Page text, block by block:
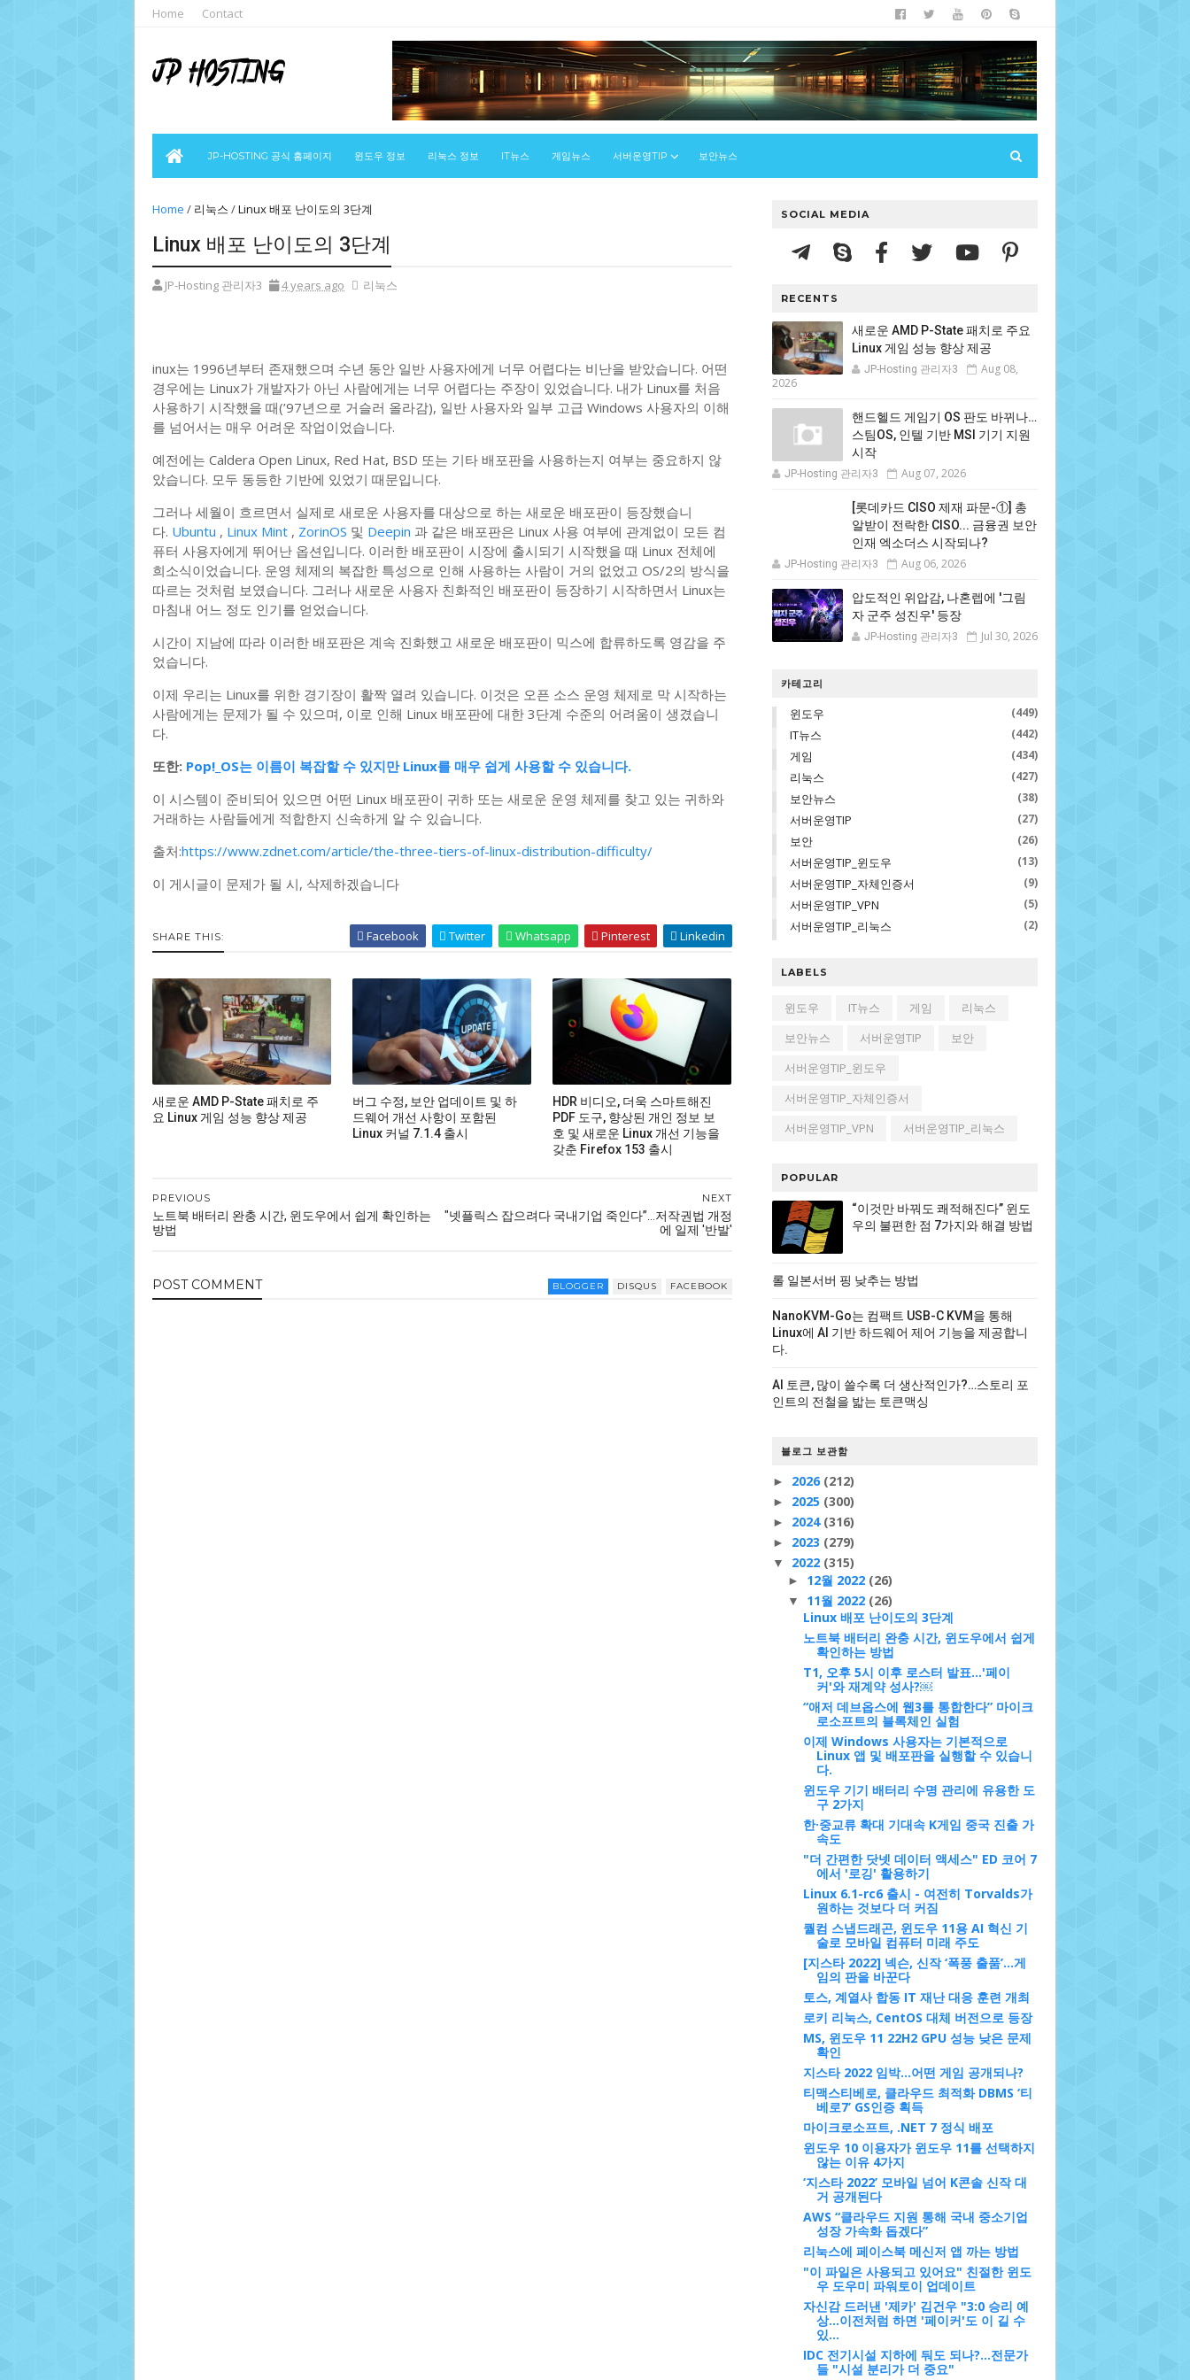
Home Contact
JP-HOSTING 공식 홈페이지 윈도우 정보 리눅스 정보 IT뉴스 게임뉴스 서버운영TIP 보안뉴스
Home / 리눅스 /Linux 배포 난이도의 3단계
Linux 배포 난이도의 3단계
JP-Hosting 관리자3 4 years ago 리눅스
inux는 1996년부터 존재했으며 수년 동안 일반 사용자에게 너무 어렵다는 비난을 받았습니다. 어떤
경우에는 Linux가 개발자가 아닌 사람에게는 너무 어렵다는 주장이 있었습니다. 내가 Linux를 처음
사용하기 시작했을 때(’97년으로 거슬러 올라감), 일반 사용자와 일부 고급 Windows 사용자의 이해
를 넘어서는 매우 어려운 작업이었습니다.
예전에는 Caldera Open Linux, Red Hat, BSD 또는 기타 배포판을 사용하는지 여부는 중요하지 않
았습니다. 모두 동등한 기반에 있었기 때문입니다.
그러나 세월이 흐르면서 실제로 새로운 사용자를 대상으로 하는 새로운 배포판이 등장했습니
다. Ubuntu , Linux Mint , ZorinOS 및 Deepin 과 같은 배포판은 Linux 사용 여부에 관계없이 모든 컴
퓨터 사용자에게 뛰어난 옵션입니다. 이러한 배포판이 시장에 출시되기 시작했을 때 Linux 전체에
희소식이었습니다. 운영 체제의 복잡한 특성으로 인해 사용하는 사람이 거의 없었고 OS/2의 방식을
따르는 것처럼 보였습니다. 그러나 새로운 사용자 친화적인 배포판이 등장하기 시작하면서 Linux는
마침내 어느 정도 인기를 얻었습니다.
시간이 지남에 따라 이러한 배포판은 계속 진화했고 새로운 배포판이 믹스에 합류하도록 영감을 주
었습니다.
이제 우리는 Linux를 위한 경기장이 활짝 열려 있습니다. 이것은 오픈 소스 운영 체제로 막 시작하는
사람에게는 문제가 될 수 있으며, 이로 인해 Linux 배포판에 대한 3단계 수준의 어려움이 생겼습니
다.
또한: Pop!_OS는 이름이 복잡할 수 있지만 Linux를 매우 쉽게 사용할 수 있습니다.
이 시스템이 준비되어 있으면 어떤 Linux 배포판이 귀하 또는 새로운 운영 체제를 찾고 있는 귀하와
거래하는 사람들에게 적합한지 신속하게 알 수 있습니다.
출처:https://www.zdnet.com/article/the-three-tiers-of-linux-distribution-difficulty/
이 게시글이 문제가 될 시, 삭제하겠습니다
SHARE THIS: Facebook Twitter Whatsapp Pinterest Linkedin
새로운 AMD P-State 패치로 주
요 Linux 게임 성능 향상 제공
버그 수정, 보안 업데이트 및 하
드웨어 개선 사항이 포함된
Linux 커널 7.1.4 출시
HDR 비디오, 더욱 스마트해진
PDF 도구, 향상된 개인 정보 보
호 및 새로운 Linux 개선 기능을
갖춘 Firefox 153 출시
NEXT
"넷플릭스 잡으려다 국내기업 죽인다”…저작권법 개정
에 일제 '반발'
PREVIOUS
노트북 배터리 완충 시간, 윈도우에서 쉽게 확인하는
방법
POST COMMENT BLOGGER DISQUS FACEBOOK
SOCIAL MEDIA
RECENTS
새로운 AMD P-State 패치로 주요
Linux 게임 성능 향상 제공
JP-Hosting 관리자3
Aug 08,
2026
핸드헬드 게임기 OS 판도 바뀌나…
스팀OS, 인텔 기반 MSI 기기 지원
시작
JP-Hosting 관리자3 Aug 07, 2026
[롯데카드 CISO 제재 파문-①] 총
알받이 전락한 CISO... 금융권 보안
인재 엑소더스 시작되나?
JP-Hosting 관리자3 Aug 06, 2026
압도적인 위압감, 나혼렙에 '그림
자 군주 성진우' 등장
JP-Hosting 관리자3 Jul 30, 2026
카테고리
윈도우 (449)
IT뉴스 (442)
게임 (434)
리눅스 (427)
보안뉴스 (38)
서버운영TIP (27)
보안 (26)
서버운영TIP_윈도우 (13)
서버운영TIP_자체인증서 (9)
서버운영TIP_VPN (5)
서버운영TIP_리눅스 (2)
LABELS
윈도우 IT뉴스 게임
리눅스
보안뉴스
서버운영TIP
보안
서버운영TIP_윈도우
서버운영TIP_자체인증서
서버운영TIP_VPN
서버운영TIP_리눅스
POPULAR
“이것만 바꿔도 쾌적해진다” 윈도
우의 불편한 점 7가지와 해결 방법
롤 일본서버 핑 낮추는 방법
NanoKVM-Go는 컴팩트 USB-C KVM을 통해
Linux에 AI 기반 하드웨어 제어 기능을 제공합니
다.
AI 토큰, 많이 쓸수록 더 생산적인가?…스토리 포
인트의 전철을 밟는 토큰맥싱
블로그 보관함
► 2026 (212)
► 2025 (300)
► 2024 (316)
► 2023 (279)
▼ 2022 (315)
► 12월 2022 (26)
▼ 11월 2022 (26)
Linux 배포 난이도의 3단계
노트북 배터리 완충 시간, 윈도우에서 쉽게
확인하는 방법
T1, 오후 5시 이후 로스터 발표…'페이
커'와 재계약 성사?￼
“애저 데브옵스에 웹3를 통합한다” 마이크
로소프트의 블록체인 실험
이제 Windows 사용자는 기본적으로
Linux 앱 및 배포판을 실행할 수 있습니
다.
윈도우 기기 배터리 수명 관리에 유용한 도
구 2가지
한·중교류 확대 기대속 K게임 중국 진출 가
속도
"더 간편한 닷넷 데이터 액세스" ED 코어 7
에서 '로깅' 활용하기
Linux 6.1-rc6 출시 - 여전히 Torvalds가
원하는 것보다 더 커짐
퀄컴 스냅드래곤, 윈도우 11용 AI 혁신 기
술로 모바일 컴퓨터 미래 주도
[지스타 2022] 넥슨, 신작 ‘폭풍 출품’…게
임의 판을 바꾼다
토스, 계열사 합동 IT 재난 대응 훈련 개최
로키 리눅스, CentOS 대체 버전으로 등장
MS, 윈도우 11 22H2 GPU 성능 낮은 문제
확인
지스타 2022 임박…어떤 게임 공개되나?
티맥스티베로, 클라우드 최적화 DBMS ‘티
베로7’ GS인증 획득
마이크로소프트, .NET 7 정식 배포
윈도우 10 이용자가 윈도우 11를 선택하지
않는 이유 4가지
‘지스타 2022’ 모바일 넘어 K콘솔 신작 대
거 공개된다
AWS “클라우드 지원 통해 국내 중소기업
성장 가속화 돕겠다”
리눅스에 페이스북 메신저 앱 까는 방법
"이 파일은 사용되고 있어요" 친절한 윈도
우 도우미 파워토이 업데이트
자신감 드러낸 '제카' 김건우 "3:0 승리 예
상…이전처럼 하면 '페이커'도 이 길 수
있...
IDC 전기시설 지하에 둬도 되나?…전문가
들 "시설 분리가 더 중요"